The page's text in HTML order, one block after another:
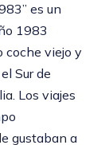
es un
1983
coche viejo y
Sur de
Los viajes
gustaban a